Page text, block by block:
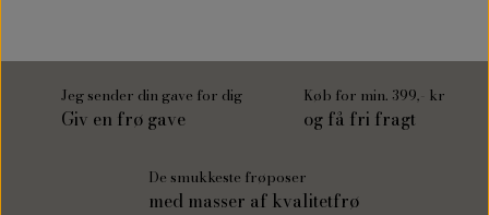
Jeg sender din gave for dig
Giv en frø gave
Køb for min. 399,- kr
og få fri fragt
De smukkeste frøposer
med masser af kvalitetfrø